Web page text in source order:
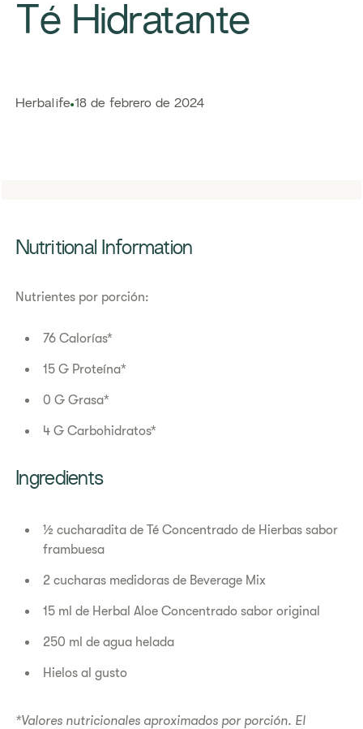
​​Té Hidratante​
​​Herbalife​ 18 de febrero de 2024
​​Nutritional Information​
Nutrientes por porción:
76 Calorías*
15 G Proteína*
0 G Grasa*
4 G Carbohidratos*
​​Ingredients​
½ cucharadita de Té Concentrado de Hierbas sabor
frambuesa
2 cucharas medidoras de Beverage Mix
15 ml de Herbal Aloe Concentrado sabor original
250 ml de agua helada
Hielos al gusto
*Valores nutricionales aproximados por porción. El